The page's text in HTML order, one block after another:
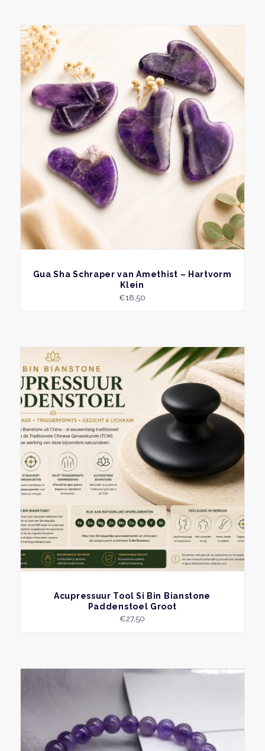
BEKIJK
Gua Sha Schraper van Amethist – Hartvorm
Klein
€18,50
BEKIJK
Acupressuur Tool Si Bin Bianstone
Paddenstoel Groot
€27,50
Dit